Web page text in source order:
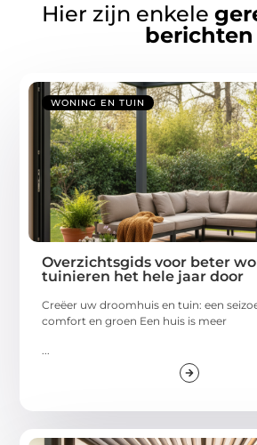
Hier zijn enkele
berichten
WONING EN TUIN
Overzichtsgids voor beter
tuinieren het hele jaar door
Creëer uw droomhuis en tuin: een
comfort en groen Een huis is meer